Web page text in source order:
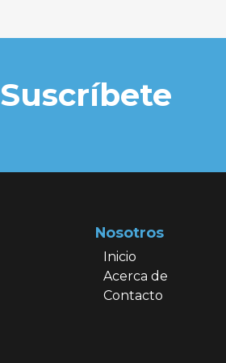
Suscríbete
Nosotros
Inicio
Acerca de
Contacto